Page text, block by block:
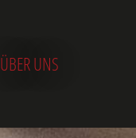
ÜBER UNS